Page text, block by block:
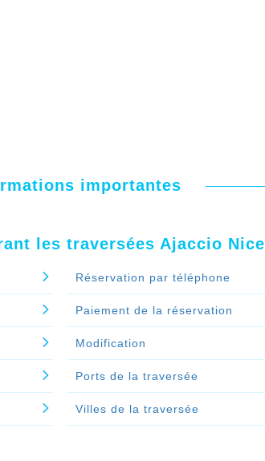
importantes
les traversées Ajaccio Nice
Réservation par téléphone
Paiement de la réservation
Modification
Ports de la traversée
Villes de la traversée